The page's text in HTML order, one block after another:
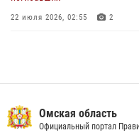
22 июля 2026, 02:55 2
Cотрудники ОМОН "Штурм"
пилотирования БПЛА в Омске
Омская область
Официальный портал